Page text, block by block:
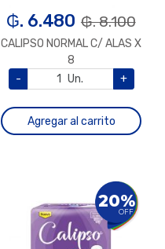
₲. 6.480 ₲. 8.100
CALIPSO NORMAL C/ ALAS X
8
-
Un. +
Agregar al carrito
20%
OFF